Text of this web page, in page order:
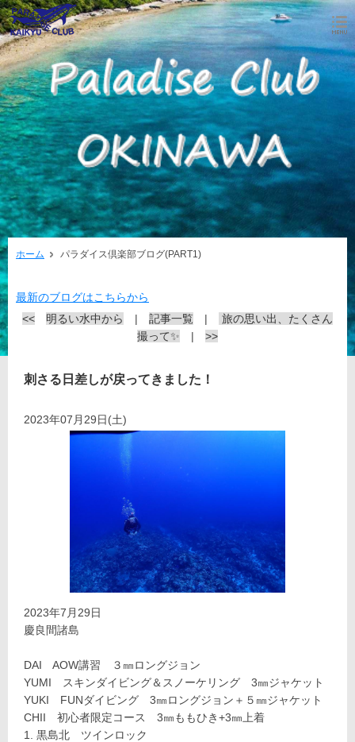
ホーム パラダイス倶楽部ブログ(PART1)
最新のブログはこちらから
<<
明るい水中から | 記事一覧 |
旅の思い出、たくさん
撮って✨ | >>
刺さる日差しが戻ってきました！
2023年07月29日(土)
2023年7月29日
慶良間諸島
DAI AOW講習 ３㎜ロングジョン
YUMI スキンダイビング＆スノーケリング 3㎜ジャケット
YUKI FUNダイビング 3㎜ロングジョン＋５㎜ジャケット
CHII 初心者限定コース 3㎜ももひき+3㎜上着
黒島北 ツインロック